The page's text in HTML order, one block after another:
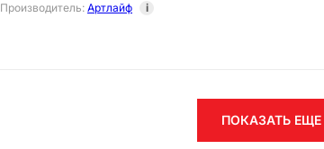
Производитель: Артлайф i
ПОКАЗАТЬ ЕЩЕ